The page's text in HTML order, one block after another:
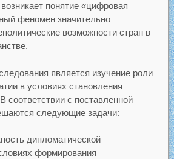
понятие «цифровая
феномен значительно
возможности стран в
является изучение роли
в условиях становления
соответствии с поставленной
следующие задачи:
дипломатической
формирования